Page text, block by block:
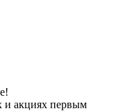
и акциях первым